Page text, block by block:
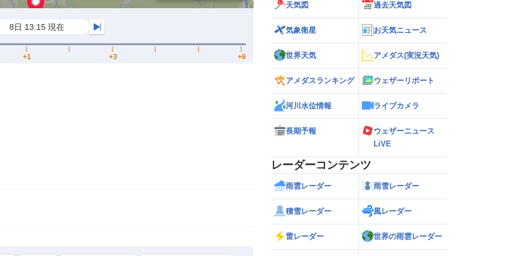
天気図 過去天気図
気象衛星 お天気ニュース
世界天気 アメダス(実況天気)
アメダスランキング ウェザーリポート
河川水位情報 ライブカメラ
長期予報
ウェザーニュース
LiVE
レーダーコンテンツ
雨雲レーダー 雨雪レーダー
積雪レーダー 風レーダー
雷レーダー 世界の雨雲レーダー